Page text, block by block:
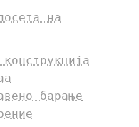
на
барање